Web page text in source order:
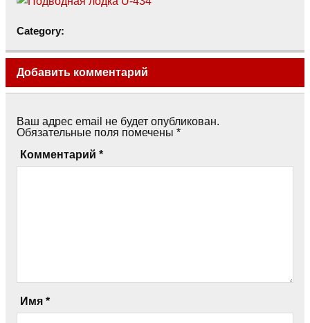
Category:
Добавить комментарий
Ваш адрес email не будет опубликован.
Обязательные поля помечены *
Комментарий *
Имя *